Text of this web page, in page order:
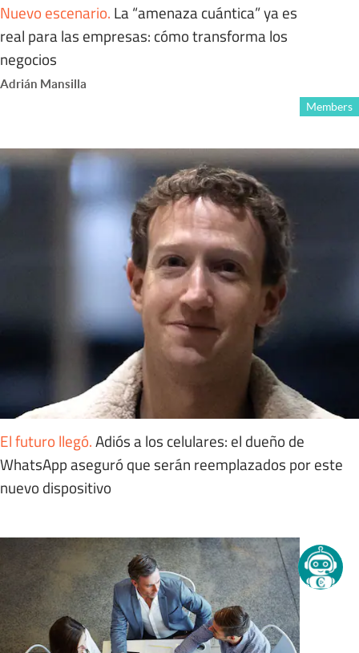
Nuevo escenario. La “amenaza cuántica” ya es
real para las empresas: cómo transforma los
negocios
Adrián Mansilla
Members
El futuro llegó.Adiós a los celulares: el dueño de
WhatsApp aseguró que serán reemplazados por este
nuevo dispositivo